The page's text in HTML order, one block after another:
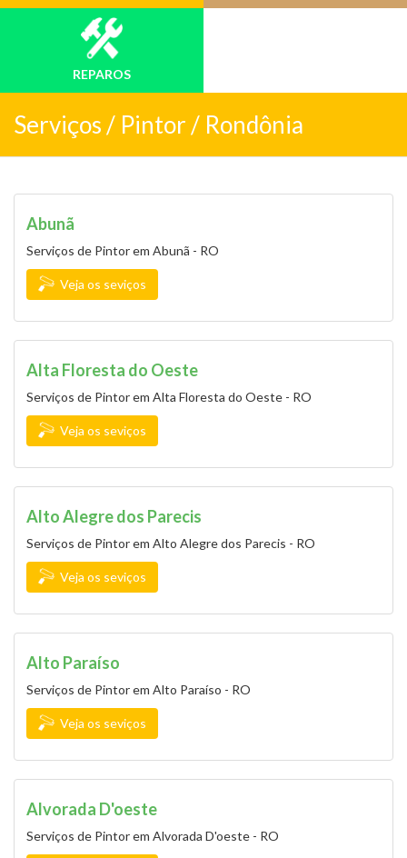
REPAROS
Serviços / Pintor / Rondônia
Abunã
Serviços de Pintor em Abunã - RO
Veja os seviços
Alta Floresta do Oeste
Serviços de Pintor em Alta Floresta do Oeste - RO
Veja os seviços
Alto Alegre dos Parecis
Serviços de Pintor em Alto Alegre dos Parecis - RO
Veja os seviços
Alto Paraíso
Serviços de Pintor em Alto Paraíso - RO
Veja os seviços
Alvorada D'oeste
Serviços de Pintor em Alvorada D'oeste - RO